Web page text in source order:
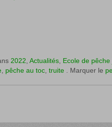
2022, Actualités, Ecole de pêche
, pêche au toc, truite . Marquer le